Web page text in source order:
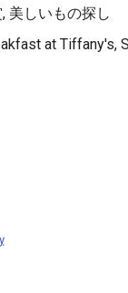
美しいもの探し
at Tiffany's,